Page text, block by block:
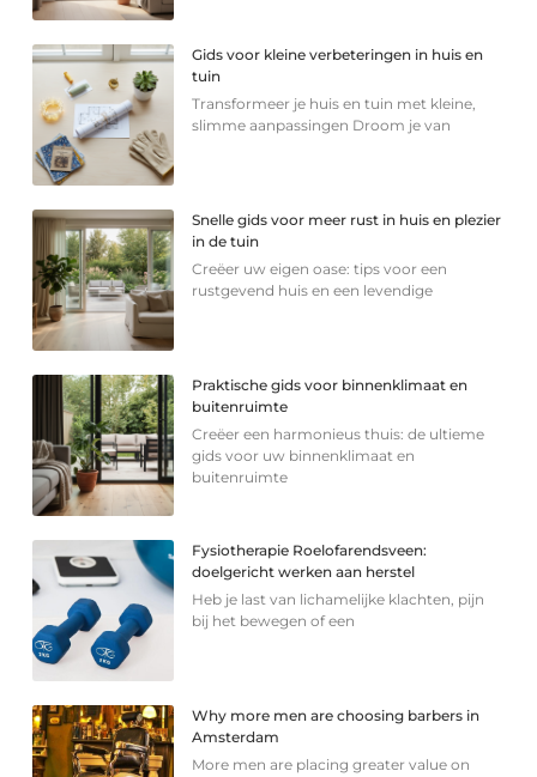
Gids voor kleine verbeteringen in huis en
tuin
Transformeer je huis en tuin met kleine,
slimme aanpassingen Droom je van
Snelle gids voor meer rust in huis en plezier
in de tuin
Creëer uw eigen oase: tips voor een
rustgevend huis en een levendige
Praktische gids voor binnenklimaat en
buitenruimte
Creëer een harmonieus thuis: de ultieme
gids voor uw binnenklimaat en
buitenruimte
Fysiotherapie Roelofarendsveen:
doelgericht werken aan herstel
Heb je last van lichamelijke klachten, pijn
bij het bewegen of een
Why more men are choosing barbers in
Amsterdam
More men are placing greater value on